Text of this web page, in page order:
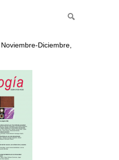
Diciembre,